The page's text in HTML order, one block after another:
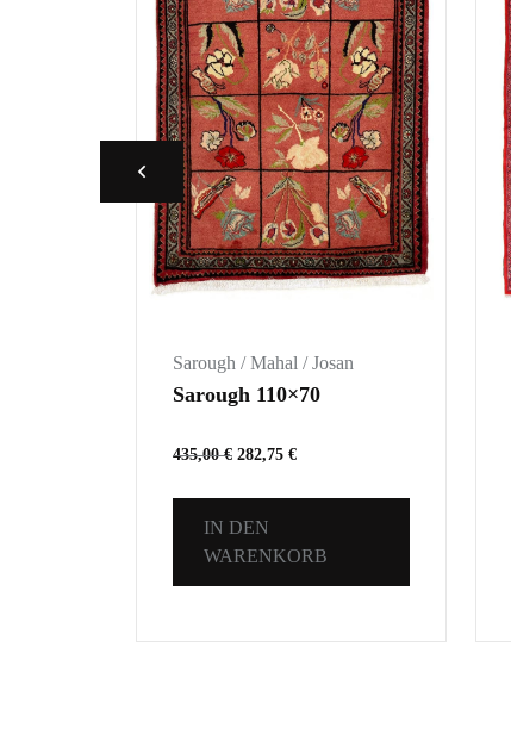
Sarough / Mahal / Josan
Sarough 110×70
435,00€ 282,75 €
IN DEN
WARENKORB